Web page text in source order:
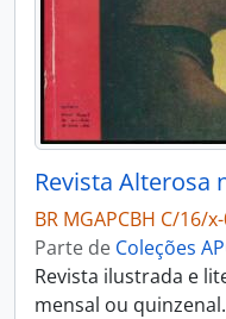
Revista Alterosa
BR MGAPCBH C/16/
Parte de Coleções
Revista ilustrada e
mensal ou quinzenal.